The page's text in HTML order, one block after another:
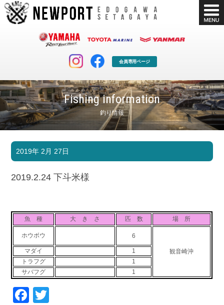
会員専用ページ
Fishing information
釣り情報
マリンクラブ
マリンライフを堪能したい！
ボート販売
ボート免許
長年の実績と信頼！
Shop Info. Blog
お問い合わせ
Contact us
採用情報
Recruit Link
2019年 2月 27日
2019.2.24 下斗米様
魚 種 大 き さ 匹 数 場 所
ホウボウ 6
観音崎沖
マダイ
1
トラフグ
1
サバフグ
1
Facebook